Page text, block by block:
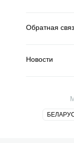
Обратная
Новости